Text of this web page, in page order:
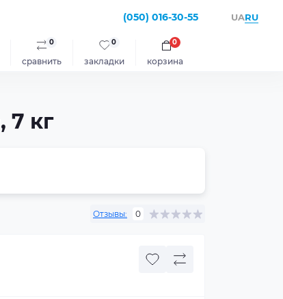
(050) 016-30-55 UARU
сравнить
0
закладки
0
корзина
0
7 кг
Отзывы: 0